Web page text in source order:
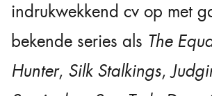
indrukwekkend cv op met
bekende series als The
Hunter, Silk Stalkings,